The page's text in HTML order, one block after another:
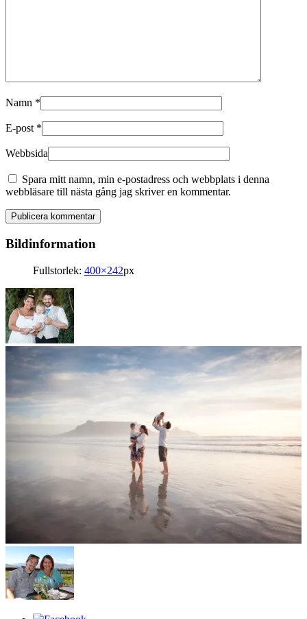
Namn *
E-post *
Webbsida
Spara mitt namn, min e-postadress och webbplats i denna
webbläsare till nästa gång jag skriver en kommentar.
Bildinformation
Fullstorlek: 400×242px